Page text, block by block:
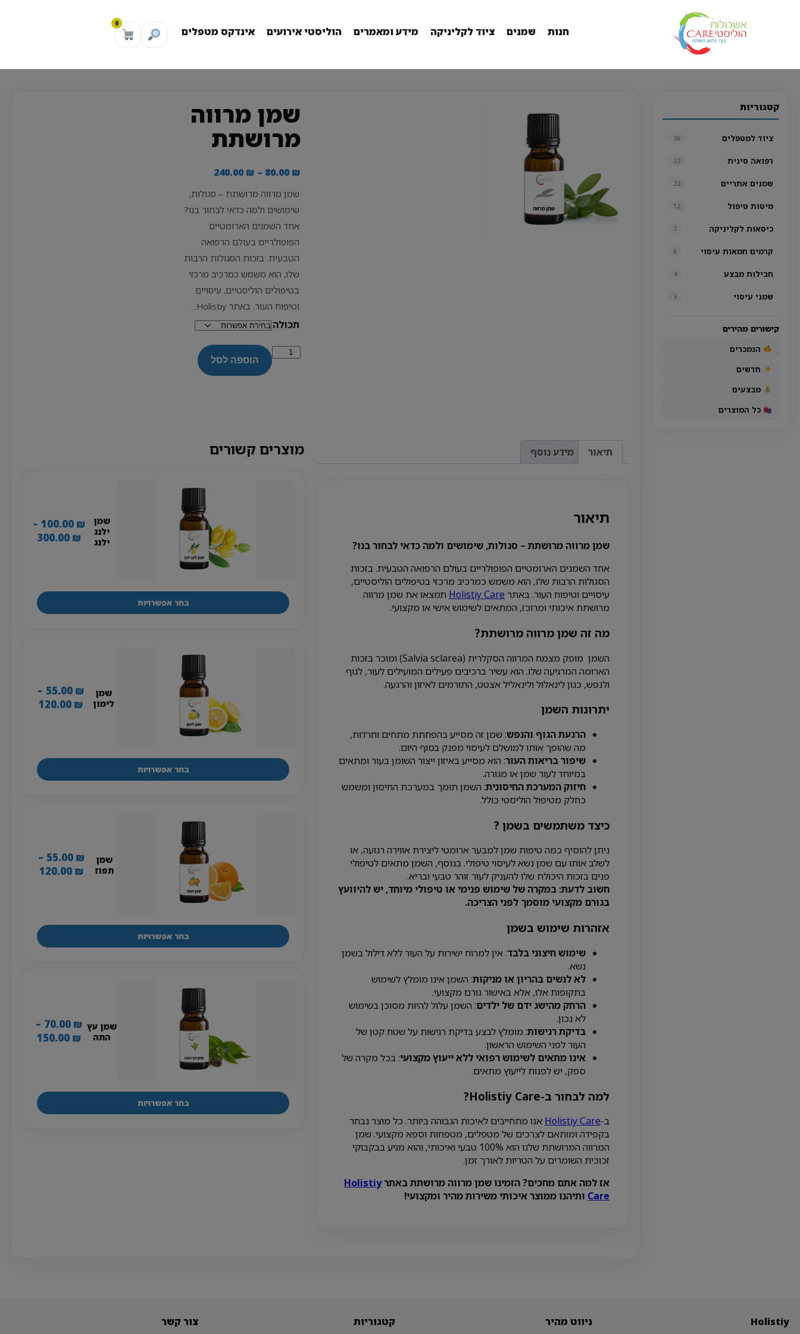
חנות שמנים ציוד לקליניקה מידע ומאמרים הוליסטי אירועים אינדקס מטפלים
0
קטגוריות
ציוד למטפלים 36
רפואה סינית 22
שמנים אתריים 22
מיטות טיפול 12
כיסאות לקליניקה 7
קרמים חמאות עיסוי 6
חבילות מבצע 4
שמני עיסוי 3
קישורים מהירים
הנמכרים
חדשים
מבצעים
כל המוצרים
שמן מרווה
מרושתת
80.00 ₪
–
240.00 ₪
טווח
עד
שמן מרווה מרושתת – סגולות,
שימושים ולמה כדאי לבחור בנו?
אחד השמנים הארומטיים
הפופולריים בעולם הרפואה
הטבעית. בזכות הסגולות הרבות
שלו, הוא משמש כמרכיב מרכזי
בטיפולים הוליסטיים, עיסויים
וטיפוח העור. באתר Holistiy…
תכולה
כמות
הוספה לסל
תיאור מידע נוסף
תיאור
שמן מרווה מרושתת – סגולות, שימושים ולמה כדאי לבחור בנו?
אחד השמנים הארומטיים הפופולריים בעולם הרפואה הטבעית. בזכות
הסגולות הרבות שלו, הוא משמש כמרכיב מרכזי בטיפולים הוליסטיים,
עיסויים וטיפוח העור. באתר Holistiy Care תמצאו את שמן מרווה
מרושתת איכותי ומרוכז, המתאים לשימוש אישי או מקצועי.
מה זה שמן מרווה מרושתת?
השמן מופק מצמח המרווה הסקלרית (Salvia sclarea) ומוכר בזכות
הארומה המרגיעה שלו. הוא עשיר ברכיבים פעילים המועילים לעור, לגוף
ולנפש, כגון לינאלול ולינאליל אצטט, התורמים לאיזון והרגעה.
יתרונות השמן
הרגעת הגוף והנפש: שמן זה מסייע בהפחתת מתחים וחרדות,
מה שהופך אותו למושלם לעיסוי מפנק בסוף היום.
שיפור בריאות העור: הוא מסייע באיזון ייצור השומן בעור ומתאים
במיוחד לעור שמן או מגורה.
חיזוק המערכת החיסונית: השמן תומך במערכת החיסון ומשמש
כחלק מטיפול הוליסטי כולל.
כיצד משתמשים בשמן ?
ניתן להוסיף כמה טיפות שמן למבער ארומטי ליצירת אווירה רגועה, או
לשלב אותו עם שמן נשא לעיסוי טיפולי. בנוסף, השמן מתאים לטיפולי
פנים בזכות היכולת שלו להעניק לעור זוהר טבעי ובריא.
חשוב לדעת: במקרה של שימוש פנימי או טיפולי מיוחד, יש להיוועץ
בגורם מקצועי מוסמך לפני הצריכה.
אזהרות שימוש בשמן
שימוש חיצוני בלבד: אין למרוח ישירות על העור ללא דילול בשמן
נשא.
לא לנשים בהריון או מניקות: השמן אינו מומלץ לשימוש
בתקופות אלו, אלא באישור גורם מקצועי.
הרחק מהישג ידם של ילדים: השמן עלול להיות מסוכן בשימוש
לא נכון.
בדיקת רגישות: מומלץ לבצע בדיקת רגישות על שטח קטן של
העור לפני השימוש הראשון.
אינו מתאים לשימוש רפואי ללא ייעוץ מקצועי: בכל מקרה של
ספק, יש לפנות לייעוץ מתאים.
למה לבחור ב-Holistiy Care?
ב-Holistiy Care אנו מתחייבים לאיכות הגבוהה ביותר. כל מוצר נבחר
בקפידה ומותאם לצרכים של מטפלים, מטפחות וספא מקצועי. שמן
המרווה המרושתת שלנו הוא 100% טבעי ואיכותי, והוא מגיע בבקבוקי
זכוכית השומרים על הטריות לאורך זמן.
אז למה אתם מחכים? הזמינו שמן מרווה מרושתת באתרHolistiy
Care ותיהנו ממוצר איכותי משירות מהיר ומקצועי!
מוצרים קשורים
שמן
ילנג
ילנג
100.00 ₪
–
300.00 ₪
טווח
בחר אפשרויות
שמן
לימון
55.00 ₪
–
120.00 ₪
טווח
⁦120.00 ₪⁩
בחר אפשרויות
שמן
תפוז
55.00 ₪
–
120.00 ₪
טווח
⁦120.00 ₪⁩
בחר אפשרויות
שמן עץ
התה
70.00 ₪
–
150.00 ₪
טווח
בחר אפשרויות
Holistiy ניווט מהיר
קטגוריות
צור קשר